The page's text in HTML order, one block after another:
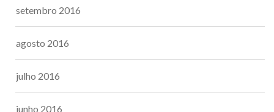
setembro 2016
agosto 2016
julho 2016
junho 2016